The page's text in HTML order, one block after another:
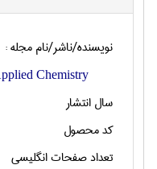
نویسنده/ناشر/نام مجله :
Chemistry
سال انتشار
کد محصول
تعداد صفحات انگليسی